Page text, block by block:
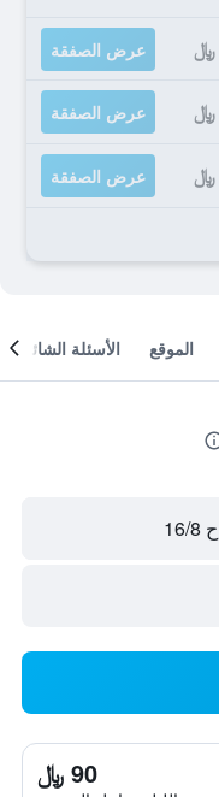
عرض الصفقة
عرض الصفقة
عرض الصفقة
الموقع الأسئلة الشائعة
ح 16/8
90 ﷼